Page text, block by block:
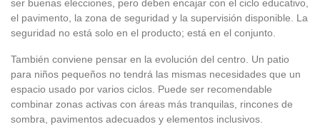
ser buenas elecciones, pero deben encajar con el ciclo educativo,
el pavimento, la zona de seguridad y la supervisión disponible. La
seguridad no está solo en el producto; está en el conjunto.
También conviene pensar en la evolución del centro. Un patio
para niños pequeños no tendrá las mismas necesidades que un
espacio usado por varios ciclos. Puede ser recomendable
combinar zonas activas con áreas más tranquilas, rincones de
sombra, pavimentos adecuados y elementos inclusivos.